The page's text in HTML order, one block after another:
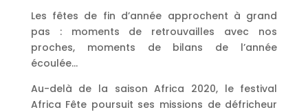
Les fêtes de fin d’année approchent à grand
pas : moments de retrouvailles avec nos
proches, moments de bilans de l’année
écoulée…
Au-delà de la saison Africa 2020, le festival
Africa Fête poursuit ses missions de défricheur